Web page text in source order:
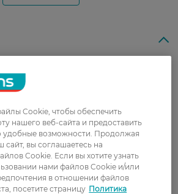
почты - 99 грн, бесплатно
– 79 грн, бесплатная
599 грн
в магазине Watsons
– 0 грн
Cookie, чтобы обеспечить
нашего веб-сайта и предоставить
удобные возможности. Продолжая
сайт, вы соглашаетесь на
Cookie. Если вы хотите узнать
нами файлов Cookie и/или
в отношении файлов
посетите страницу Политика